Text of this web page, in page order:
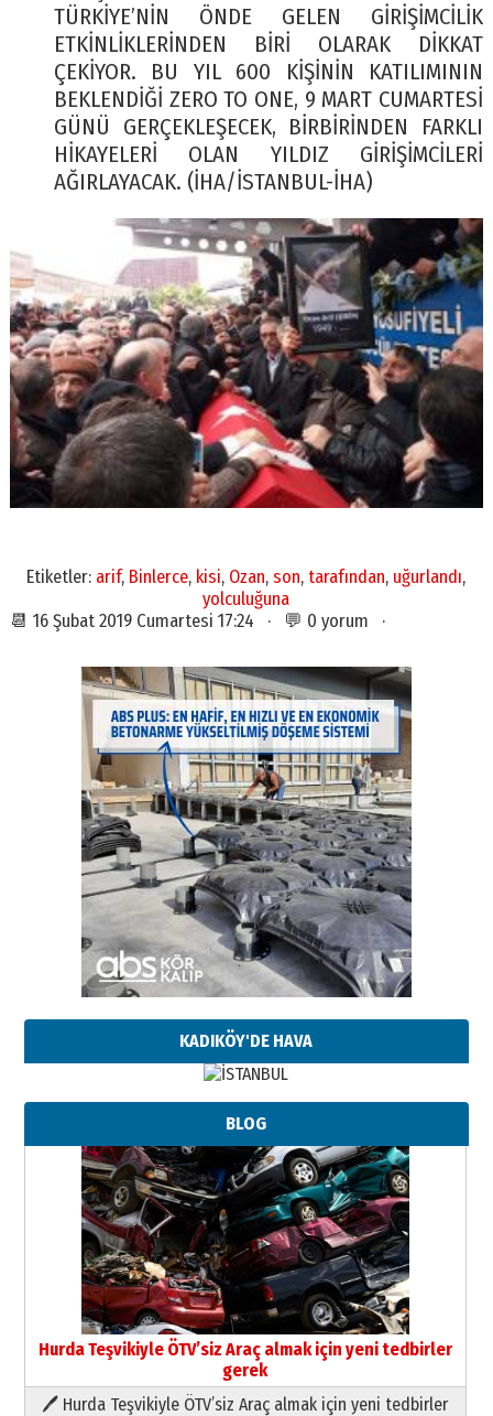
TÜRKİYE’NİN ÖNDE GELEN GİRİŞİMCİLİK
ETKİNLİKLERİNDEN BİRİ OLARAK DİKKAT
ÇEKİYOR. BU YIL 600 KİŞİNİN KATILIMININ
BEKLENDİĞİ ZERO TO ONE, 9 MART CUMARTESİ
GÜNÜ GERÇEKLEŞECEK, BİRBİRİNDEN FARKLI
HİKAYELERİ OLAN YILDIZ GİRİŞİMCİLERİ
AĞIRLAYACAK. (İHA/İSTANBUL-İHA)
Etiketler: arif, Binlerce, kisi, Ozan,son, tarafından, uğurlandı,
yolculuğuna
📆 16 Şubat 2019 Cumartesi 17:24 · 💬 0 yorum ·
KADIKÖY'DE HAVA
BLOG
Hurda Teşvikiyle ÖTV’siz Araç almak için yeni tedbirler
gerek
🖊 Hurda Teşvikiyle ÖTV’siz Araç almak için yeni tedbirler